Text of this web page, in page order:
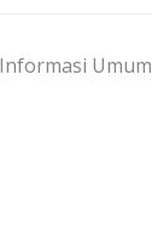
Informasi Umum